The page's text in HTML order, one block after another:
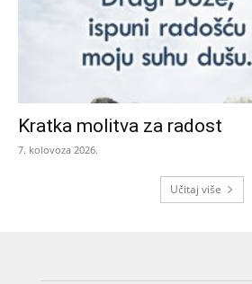
Kratka molitva za radost
7. kolovoza 2026.
Učitaj više